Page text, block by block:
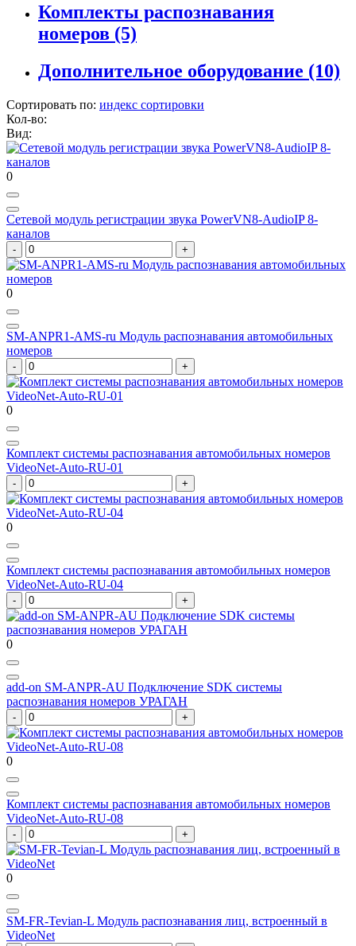
Комплекты распознавания
номеров (5)
Дополнительное оборудование (10)
Сортировать по: индекс сортировки
Кол-во:
Вид:
0
Сетевой модуль регистрации звука PowerVN8-AudioIP 8-
каналов
0
SM-ANPR1-AMS-ru Модуль распознавания автомобильных
номеров
0
Комплект системы распознавания автомобильных номеров
VideoNet-Auto-RU-01
0
Комплект системы распознавания автомобильных номеров
VideoNet-Auto-RU-04
0
add-on SM-ANPR-AU Подключение SDK системы
распознавания номеров УРАГАН
0
Комплект системы распознавания автомобильных номеров
VideoNet-Auto-RU-08
0
SM-FR-Tevian-L Модуль распознавания лиц, встроенный в
VideoNet